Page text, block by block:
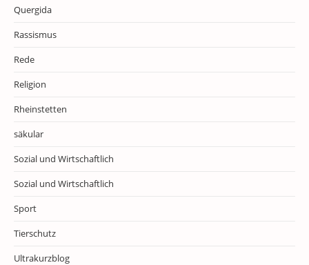
Quergida
Rassismus
Rede
Religion
Rheinstetten
säkular
Sozial und Wirtschaftlich
Sozial und Wirtschaftlich
Sport
Tierschutz
Ultrakurzblog